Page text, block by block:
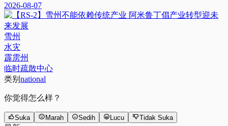
2026-08-07
雪州
水灾
霹雳州
临时疏散中心
类别 national
你觉得怎么样？
Suka Marah Sedih Lucu Tidak Suka